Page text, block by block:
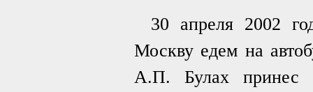
30 апреля 2002
Москву едем на
А.П. Булах принес